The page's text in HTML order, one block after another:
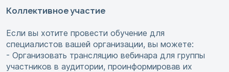
Коллективное участие
Если вы хотите провести обучение для
специалистов вашей организации, вы можете:
- Организовать трансляцию вебинара для группы
участников в аудитории, проинформировав их